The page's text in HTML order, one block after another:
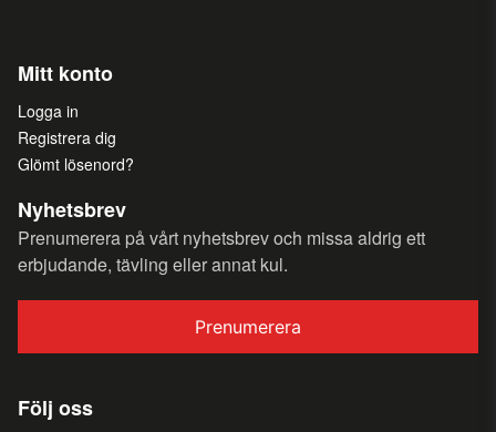
Mitt konto
Logga in
Registrera dig
Glömt lösenord?
Nyhetsbrev
Prenumerera på vårt nyhetsbrev och missa aldrig ett
erbjudande, tävling eller annat kul.
Prenumerera
Följ oss